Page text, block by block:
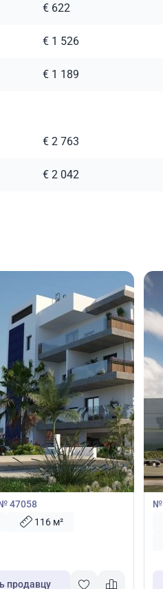
€ 622
€ 1 526
€ 1 189
€ 2 763
€ 2 042
в Лимассол,
47058
116 м²
продавцу
€
№